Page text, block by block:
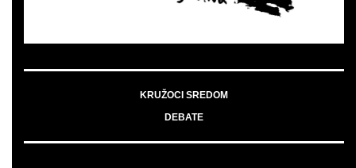
KRUŽOCI SREDOM
DEBATE